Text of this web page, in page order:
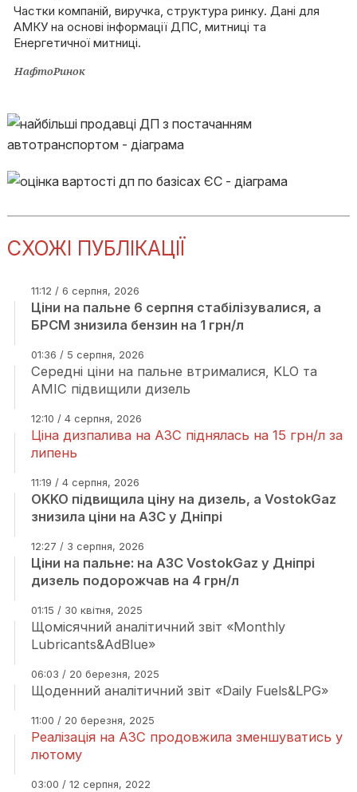
Україні
Частки компаній, виручка, структура ринку. Дані для
АМКУ на основі інформації ДПС, митниці та
Енергетичної митниці.
НафтоРинок
СХОЖІ ПУБЛІКАЦІЇ
11:12 / 6 серпня, 2026
Ціни на пальне 6 серпня стабілізувалися, а
БРСМ знизила бензин на 1 грн/л
01:36 / 5 серпня, 2026
Середні ціни на пальне втрималися, KLO та
AMIC підвищили дизель
12:10 / 4 серпня, 2026
Ціна дизпалива на АЗС піднялась на 15 грн/л за
липень
11:19 / 4 серпня, 2026
OKKO підвищила ціну на дизель, а VostokGaz
знизила ціни на АЗС у Дніпрі
12:27 / 3 серпня, 2026
Ціни на пальне: на АЗС VostokGaz у Дніпрі
дизель подорожчав на 4 грн/л
01:15 / 30 квітня, 2025
Щомісячний аналітичний звіт «Monthly
Lubricants&AdBlue»
06:03 / 20 березня, 2025
Щоденний аналітичний звіт «Daily Fuels&LPG»
11:00 / 20 березня, 2025
Реалізація на АЗС продовжила зменшуватись у
лютому
03:00 / 12 серпня, 2022